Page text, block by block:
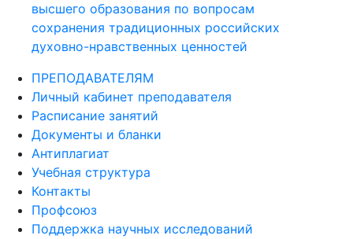
высшего образования по вопросам
сохранения традиционных российских
духовно-нравственных ценностей
ПРЕПОДАВАТЕЛЯМ
Личный кабинет преподавателя
Расписание занятий
Документы и бланки
Антиплагиат
Учебная структура
Контакты
Профсоюз
Поддержка научных исследований